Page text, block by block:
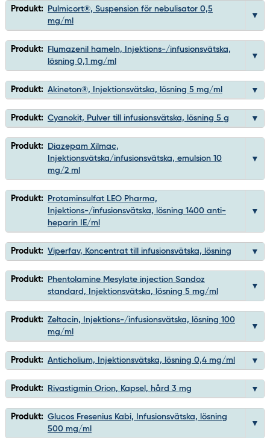
Produkt:
Pulmicort®, Suspension för nebulisator 0,5
mg/ml
Produkt:
Flumazenil hameln, Injektions-/infusionsvätska,
lösning 0,1 mg/ml
Produkt: Akineton®, Injektionsvätska, lösning 5 mg/ml
Produkt: Cyanokit, Pulver till infusionsvätska, lösning 5 g
Produkt:
Diazepam Xilmac,
Injektionsvätska/infusionsvätska, emulsion 10
mg/2 ml
Produkt:
Protaminsulfat LEO Pharma,
Injektions-/infusionsvätska, lösning 1400 anti-
heparin IE/ml
Produkt: Viperfav, Koncentrat till infusionsvätska, lösning
Produkt:
Phentolamine Mesylate injection Sandoz
standard, Injektionsvätska, lösning 5 mg/ml
Produkt: Zeltacin, Injektions-/infusionsvätska, lösning 100
mg/ml
Produkt: Anticholium, Injektionsvätska, lösning 0,4 mg/ml
Produkt: Rivastigmin Orion, Kapsel, hård 3 mg
Produkt: Glucos Fresenius Kabi, Infusionsvätska, lösning
500 mg/ml